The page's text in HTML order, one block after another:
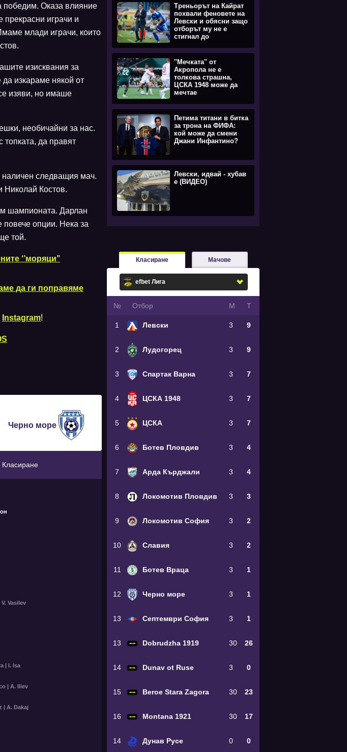
победим. Оказа влияние
играчи и
млади играчи, които
изисквания за
изкараме някой от
изяви, но имаше
необичайни за нас.
да правят
следващия мач.
Николай Костов.
шампионата. Дарлан
опции. Нека за
той.
‘’моряци’’
да ги поправяме
Instagram!
Черно море
Класиране
Vasilev
| I. Isa
| A. Iliev
| A. Dakaj
Треньорът на Кайрат
похвали феновете на
Левски и обясни защо
отборът му не е
стигнал до
''Мечката'' от
Акропола не е
толкова страшна,
ЦСКА 1948 може да
мечтае
Петима титани в битка
за трона на ФИФА:
кой може да смени
Джани Инфантино?
Левски, идвай - хубав
е (ВИДЕО)
Класиране Мачове
№ Oтбор М Т
1 Левски 3 9
2 Лудогорец 3 9
3 Спартак Варна 3 7
4 ЦСКА 1948 3 7
5 ЦСКА 3 7
6 Ботев Пловдив 3 4
7 Арда Кърджали 3 4
8 Локомотив Пловдив 3 3
9 Локомотив София 3 2
10 Славия 3 2
11 Ботев Враца 3 1
12 Черно море 3 1
13 Септември София 3 1
13 Dobrudzha 1919 30 26
14 Dunav ot Ruse 3 0
15 Beroe Stara Zagora 30 23
16 Montana 1921 30 17
14 Дунав Русе 0 0